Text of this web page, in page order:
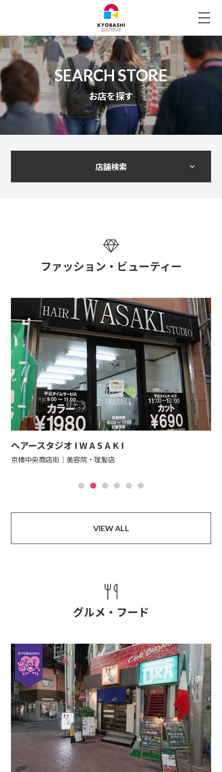
お店を探す
店舗検索
ファッション・ビューティー
ヘアースタジオ I W A S A K I
京橋中央商店街 美容院・理髪店
VIEW ALL
グルメ・フード